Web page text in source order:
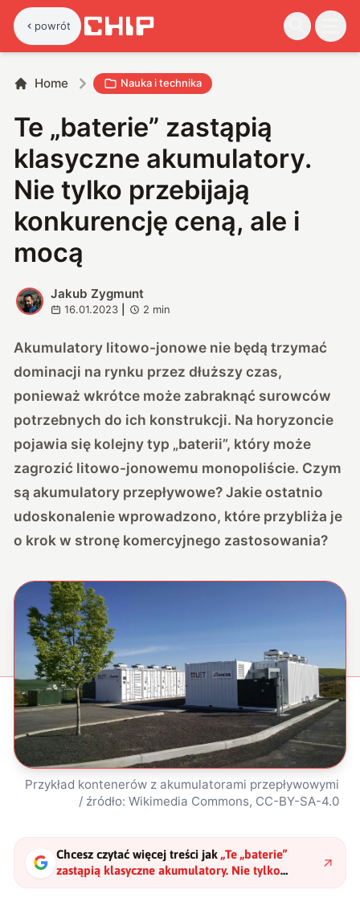
powrót
Home Nauka i technika
Te „baterie” zastąpią
klasyczne akumulatory.
Nie tylko przebijają
konkurencję ceną, ale i
mocą
J
Jakub Zygmunt
16.01.2023 2 min
Akumulatory litowo-jonowe nie będą trzymać
dominacji na rynku przez dłuższy czas,
ponieważ wkrótce może zabraknąć surowców
potrzebnych do ich konstrukcji. Na horyzoncie
pojawia się kolejny typ „baterii”, który może
zagrozić litowo-jonowemu monopoliście. Czym
są akumulatory przepływowe? Jakie ostatnio
udoskonalenie wprowadzono, które przybliża je
o krok w stronę komercyjnego zastosowania?
Przykład kontenerów z akumulatorami przepływowymi
/ źródło: Wikimedia Commons, CC-BY-SA-4.0
Chcesz czytać więcej treści jak „Te „baterie”
zastąpią klasyczne akumulatory. Nie tylko
przebijają konkurencję ceną, ale i mocą"?